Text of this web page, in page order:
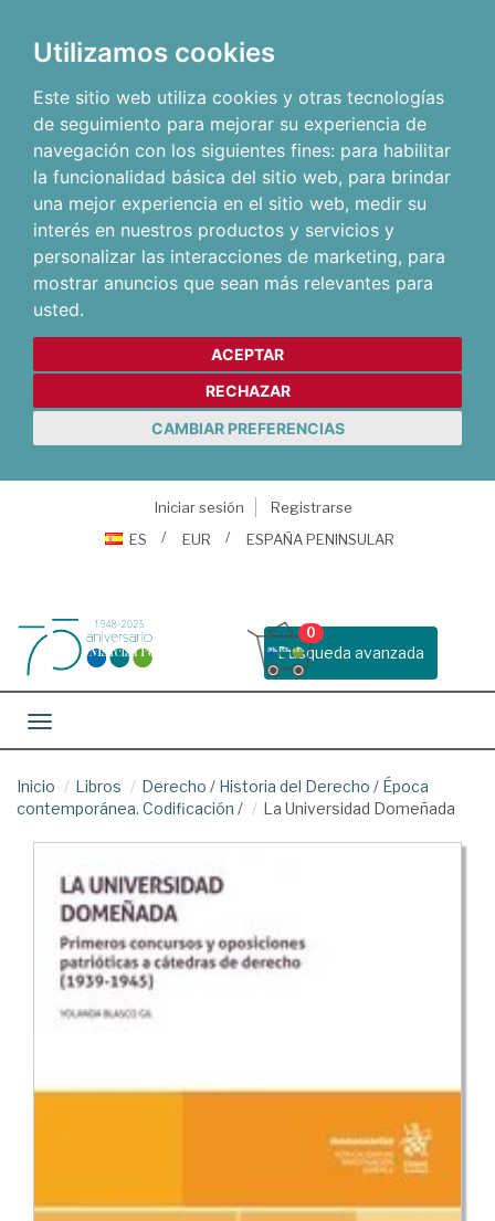
Utilizamos cookies
Este sitio web utiliza cookies y otras tecnologías
de seguimiento para mejorar su experiencia de
navegación con los siguientes fines: para habilitar
la funcionalidad básica del sitio web, para brindar
una mejor experiencia en el sitio web, medir su
interés en nuestros productos y servicios y
personalizar las interacciones de marketing, para
mostrar anuncios que sean más relevantes para
usted.
ACEPTAR
RECHAZAR
CAMBIAR PREFERENCIAS
Iniciar sesión
Registrarse
ES
EUR ESPAÑA PENINSULAR
Busqueda avanzada
0
Toggle navigation
Inicio Libros Derecho / Historia del Derecho / Época
contemporánea. Codificación / La Universidad Domeñada